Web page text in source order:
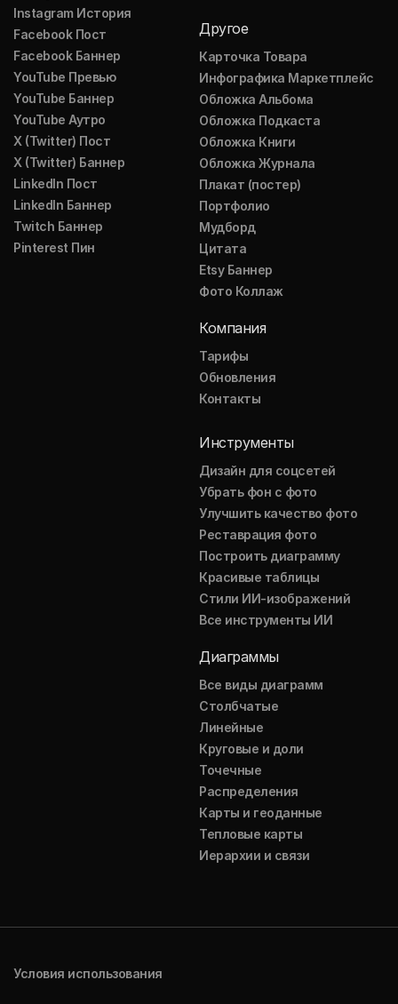
Instagram История
Facebook Пост
Facebook Баннер
YouTube Превью
YouTube Баннер
YouTube Аутро
X (Twitter) Пост
X (Twitter) Баннер
LinkedIn Пост
LinkedIn Баннер
Twitch Баннер
Pinterest Пин
Другое
Карточка Товара
Инфографика Маркетплейс
Обложка Альбома
Обложка Подкаста
Обложка Книги
Обложка Журнала
Плакат (постер)
Портфолио
Мудборд
Цитата
Etsy Баннер
Фото Коллаж
Компания
Тарифы
Обновления
Контакты
Инструменты
Дизайн для соцсетей
Убрать фон с фото
Улучшить качество фото
Реставрация фото
Построить диаграмму
Красивые таблицы
Стили ИИ-изображений
Все инструменты ИИ
Диаграммы
Все виды диаграмм
Столбчатые
Линейные
Круговые и доли
Точечные
Распределения
Карты и геоданные
Тепловые карты
Иерархии и связи
Условия использования